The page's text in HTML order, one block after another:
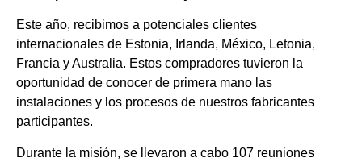
Este año, recibimos a potenciales clientes
internacionales de Estonia, Irlanda, México, Letonia,
Francia y Australia. Estos compradores tuvieron la
oportunidad de conocer de primera mano las
instalaciones y los procesos de nuestros fabricantes
participantes.
Durante la misión, se llevaron a cabo 107 reuniones